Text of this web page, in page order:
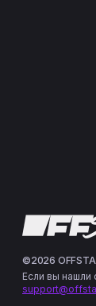
©2026
Если вы нашли